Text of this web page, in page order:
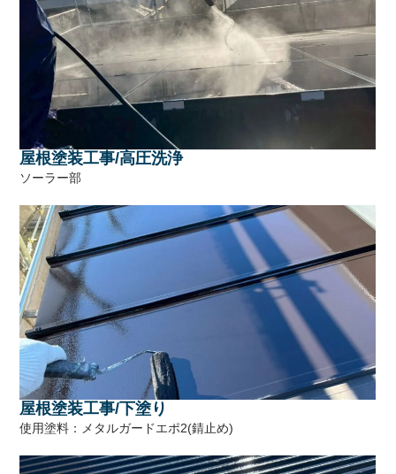
屋根塗装工事/高圧洗浄
ソーラー部
屋根塗装工事/下塗り
使用塗料：メタルガードエポ2(錆止め)